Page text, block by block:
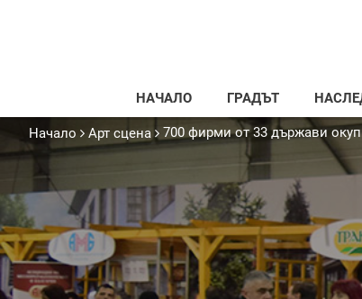
НАЧАЛО ГРАДЪТ
Начало Арт сцена 700 фирми от 33 държави